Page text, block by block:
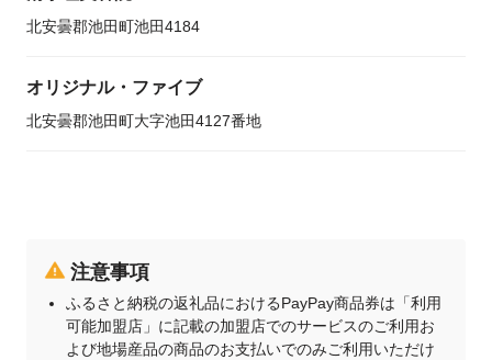
北安曇郡池田町池田4184
オリジナル・ファイブ
北安曇郡池田町大字池田4127番地
注意事項
ふるさと納税の返礼品におけるPayPay商品券は「利用
可能加盟店」に記載の加盟店でのサービスのご利用お
よび地場産品の商品のお支払いでのみご利用いただけ